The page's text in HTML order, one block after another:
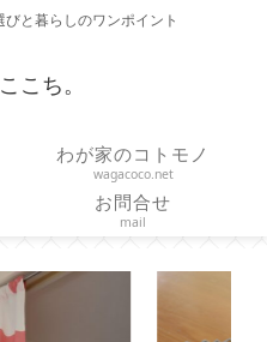
と暮らしのワンポイント
こち。
わが家のコトモノ
wagacoco.net
お問合せ
mail